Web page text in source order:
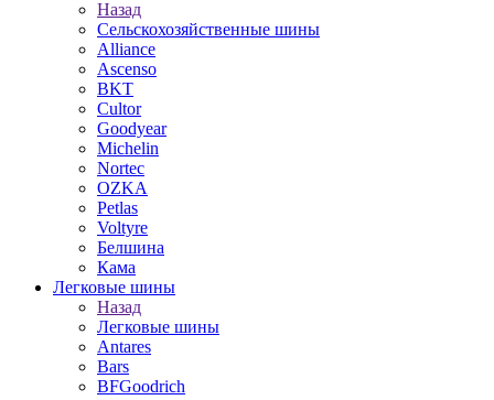
Назад
Сельскохозяйственные шины
Alliance
Ascenso
BKT
Cultor
Goodyear
Michelin
Nortec
OZKA
Petlas
Voltyre
Белшина
Кама
Легковые шины
Назад
Легковые шины
Antares
Bars
BFGoodrich